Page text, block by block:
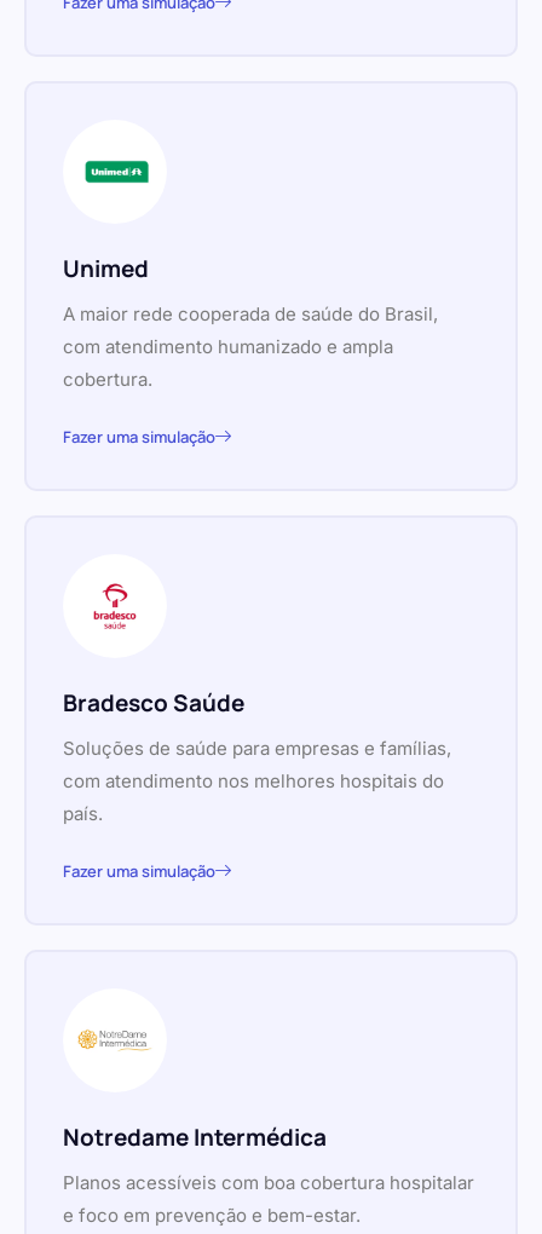
Unimed
A maior rede cooperada de saúde do Brasil,
com atendimento humanizado e ampla
cobertura.
Fazer uma simulação
Bradesco Saúde
Soluções de saúde para empresas e famílias,
com atendimento nos melhores hospitais do
país.
Fazer uma simulação
Notredame Intermédica
Planos acessíveis com boa cobertura hospitalar
e foco em prevenção e bem-estar.